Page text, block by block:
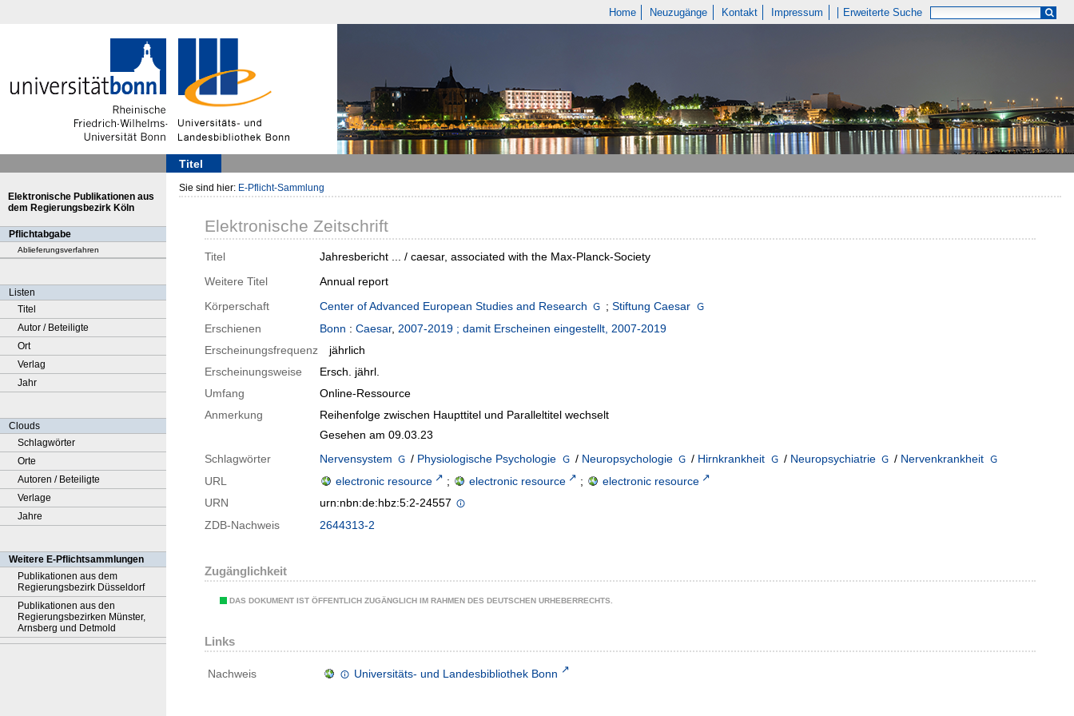
Home Neuzugänge Kontakt Impressum Erweiterte Suche
Titel
Elektronische Publikationen aus
dem Regierungsbezirk Köln
Pflichtabgabe
Ablieferungsverfahren
Listen
Titel
Autor / Beteiligte
Ort
Verlag
Jahr
Clouds
Schlagwörter
Orte
Autoren / Beteiligte
Verlage
Jahre
Weitere E-Pflichtsammlungen
Publikationen aus dem
Regierungsbezirk Düsseldorf
Publikationen aus den
Regierungsbezirken Münster,
Arnsberg und Detmold
Sie sind hier: E-Pflicht-Sammlung
Elektronische Zeitschrift
Titel
Jahresbericht ... / caesar, associated with the Max-Planck-Society
Weitere Titel
Annual report
Körperschaft
Center of Advanced European Studies and Research ;Stiftung Caesar
Erschienen
Bonn : Caesar, 2007-2019 ; damit Erscheinen eingestellt, 2007-2019
Erscheinungsfrequenz
jährlich
Erscheinungsweise
Ersch. jährl.
Umfang
Online-Ressource
Anmerkung
Reihenfolge zwischen Haupttitel und Paralleltitel wechselt
Gesehen am 09.03.23
Schlagwörter
Nervensystem / Physiologische Psychologie / Neuropsychologie / Hirnkrankheit / Neuropsychiatrie / Nervenkrankheit
URL
electronic resource ; electronic resource ;
electronic resource
URN
urn:nbn:de:hbz:5:2-24557
ZDB-Nachweis
2644313-2
Zugänglichkeit
DAS DOKUMENT IST ÖFFENTLICH ZUGÄNGLICH IM RAHMEN DES DEUTSCHEN URHEBERRECHTS.
Links
Nachweis Universitäts- und Landesbibliothek Bonn